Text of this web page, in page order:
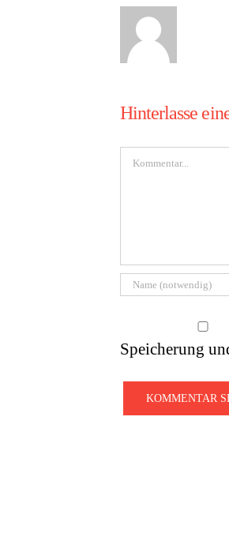
Hinterlasse
Kommentar
Speicherung